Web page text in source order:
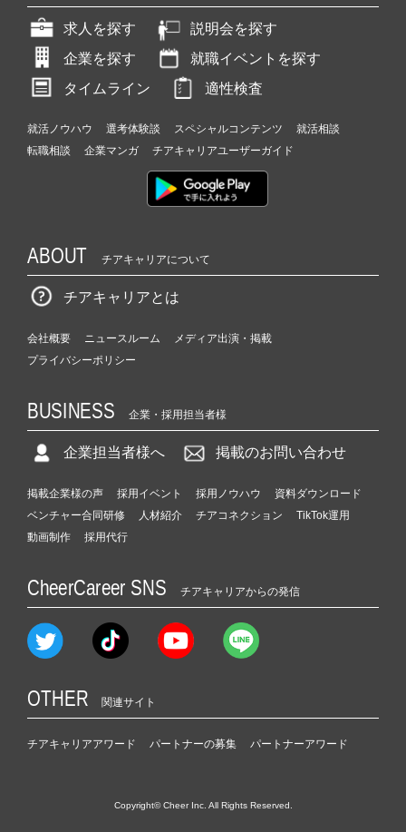
求人を探す
説明会を探す
企業を探す
就職イベントを探す
タイムライン
適性検査
就活ノウハウ 選考体験談 スペシャルコンテンツ
就活相談
転職相談
企業マンガ チアキャリアユーザーガイド
ABOUT チアキャリアについて
チアキャリアとは
会社概要 ニュースルーム
メディア出演・掲載
プライバシーポリシー
BUSINESS 企業・採用担当者様
企業担当者様へ 掲載のお問い合わせ
掲載企業様の声 採用イベント 採用ノウハウ
資料ダウンロード
ベンチャー合同研修
人材紹介 チアコネクション
TikTok運用
動画制作
採用代行
CheerCareer SNS チアキャリアからの発信
OTHER 関連サイト
チアキャリアアワード パートナーの募集 パートナーアワード
Copyright© Cheer Inc. All Rights Reserved.